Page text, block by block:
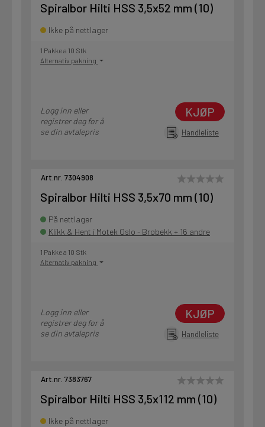
Spiralbor Hilti HSS 3,5x52 mm (10)
Ikke på nettlager
1 Pakke a 10 Stk
Alternativ pakning
Logg inn eller
registrer deg for å
se din avtalepris
KJØP
Handleliste
Art.nr. 7304908
Spiralbor Hilti HSS 3,5x70 mm (10)
På nettlager
Klikk & Hent i Motek Oslo - Brobekk + 16 andre
1 Pakke a 10 Stk
Alternativ pakning
Logg inn eller
registrer deg for å
se din avtalepris
KJØP
Handleliste
Art.nr. 7383767
Spiralbor Hilti HSS 3,5x112 mm (10)
Ikke på nettlager